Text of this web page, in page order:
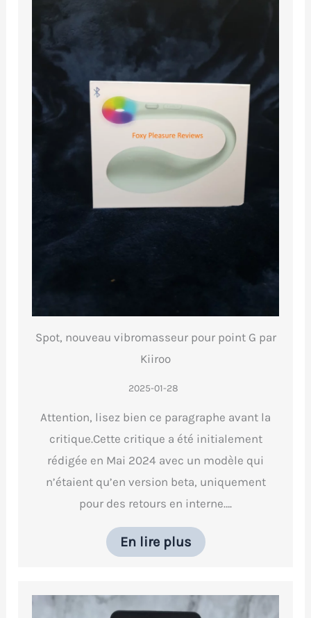
Spot, nouveau vibromasseur pour point G par
Kiiroo
2025-01-28
Attention, lisez bien ce paragraphe avant la
critique.Cette critique a été initialement
rédigée en Mai 2024 avec un modèle qui
n’étaient qu’en version beta, uniquement
pour des retours en interne….
En lire plus